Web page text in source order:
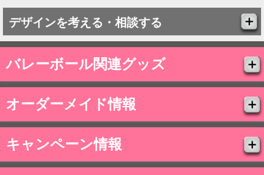
デザインを考える・相談する
バレーボール関連グッズ
オーダーメイド情報
キャンペーン情報